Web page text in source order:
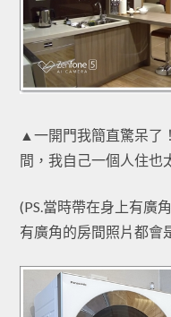
▲一開門我簡直驚呆了
間，我自己一個人住也
(PS.當時帶在身上有廣
有廣角的房間照片都會